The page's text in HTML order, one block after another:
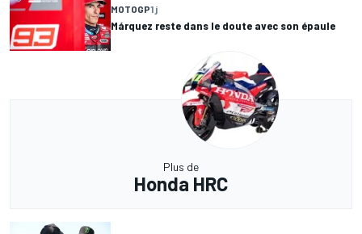
MOTOGP1 j
Márquez reste dans le doute avec son épaule
Plus de
Honda HRC